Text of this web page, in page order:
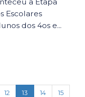
Escolares
dos 4os e...
12 13 (current)
14
15